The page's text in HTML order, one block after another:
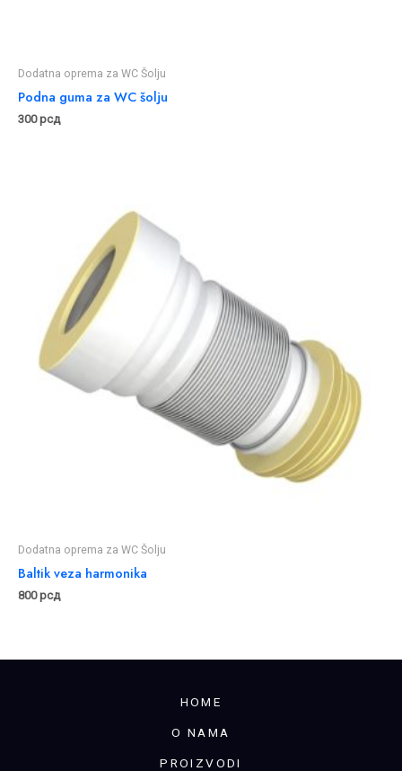
Dodatna oprema za WC Šolju
Podna guma za WC šolju
300рсд
Dodatna oprema za WC Šolju
Baltik veza harmonika
800рсд
HOME
O NAMA
PROIZVODI